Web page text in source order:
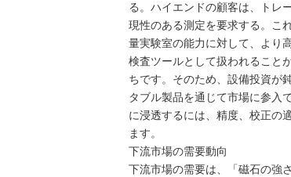
る。ハイエンドの顧客は、トレ
現性のある測定を要求する。こ
量実験室の能力に対して、より
検査ツールとして扱われること
ちです。そのため、設備投資が
タブル製品を通じて市場に参入
に浸透するには、精度、校正の
ます。
下流市場の需要動向
下流市場の需要は、「磁石の強